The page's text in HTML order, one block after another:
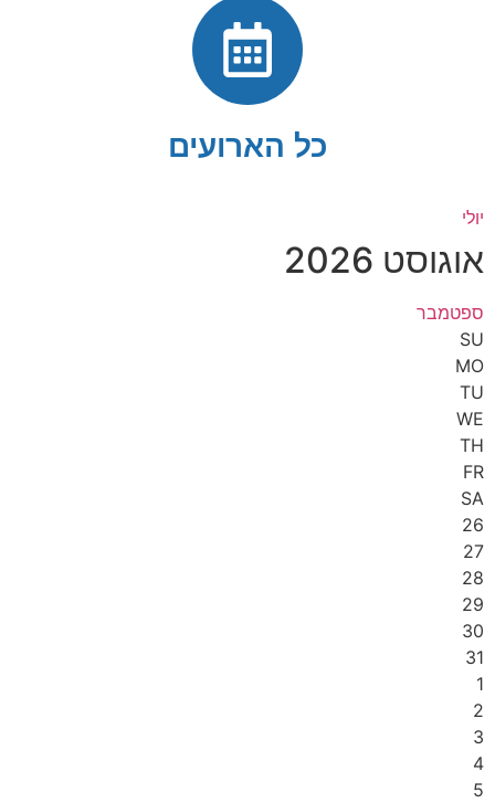
כל הארועים
יולי
אוגוסט 2026
ספטמבר
SU
MO
TU
WE
TH
FR
SA
26
27
28
29
30
31
1
2
3
4
5